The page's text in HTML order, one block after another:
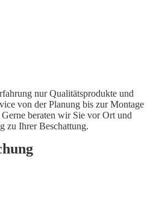
nur Qualitätsprodukte und
von der Planung bis zur Montage
beraten wir Sie vor Ort und
zu Ihrer Beschattung.